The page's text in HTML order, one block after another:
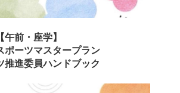
学】
ツマスタープラン
委員ハンドブック